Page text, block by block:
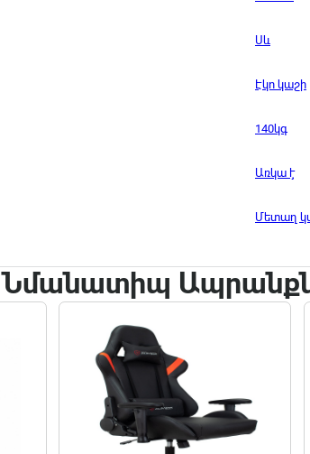
Սև
Էկո կաշի
140կգ
Առկա է
Մետաղ
Նմանատիպ